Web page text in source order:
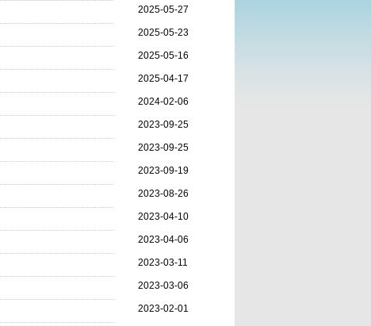
2025-05-27
2025-05-23
2025-05-16
2025-04-17
2024-02-06
2023-09-25
2023-09-25
2023-09-19
2023-08-26
2023-04-10
2023-04-06
2023-03-11
2023-03-06
2023-02-01